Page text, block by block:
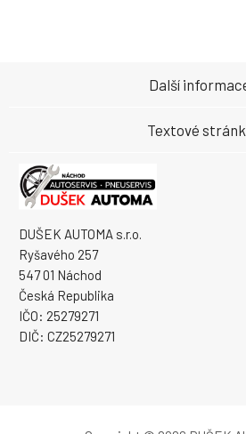
DUŠEK AUTOMA s.r.o.
Ryšavého 257
547 01 Náchod
Česká Republika
IČO: 25279271
DIČ: CZ25279271
Další
Textové